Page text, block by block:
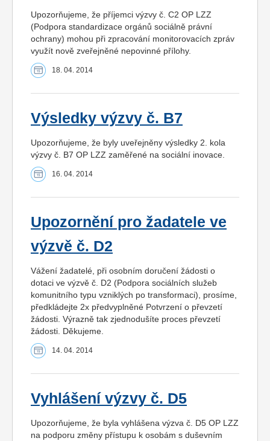
Upozorňujeme, že příjemci výzvy č. C2 OP LZZ
(Podpora standardizace orgánů sociálně právní
ochrany) mohou při zpracování monitorovacích zpráv
využít nově zveřejněné nepovinné přílohy.
18. 04. 2014
Výsledky výzvy č. B7
Upozorňujeme, že byly uveřejněny výsledky 2. kola
výzvy č. B7 OP LZZ zaměřené na sociální inovace.
16. 04. 2014
Upozornění pro žadatele ve
výzvě č. D2
Vážení žadatelé, při osobním doručení žádosti o
dotaci ve výzvě č. D2 (Podpora sociálních služeb
komunitního typu vzniklých po transformaci), prosíme,
předkládejte 2x předvyplněné Potvrzení o převzetí
žádosti. Výrazně tak zjednodušíte proces převzetí
žádosti. Děkujeme.
14. 04. 2014
Vyhlášení výzvy č. D5
Upozorňujeme, že byla vyhlášena výzva č. D5 OP LZZ
na podporu změny přístupu k osobám s duševním